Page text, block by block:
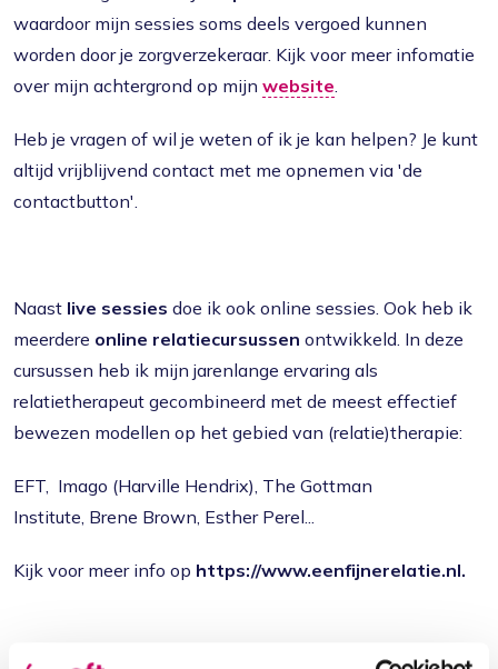
waardoor mijn sessies soms deels vergoed kunnen
worden door je zorgverzekeraar. Kijk voor meer infomatie
over mijn achtergrond op mijn website.
Heb je vragen of wil je weten of ik je kan helpen? Je kunt
altijd vrijblijvend contact met me opnemen via 'de
contactbutton'.
Naast live sessies doe ik ook online sessies. Ook heb ik
meerdere online relatiecursussen ontwikkeld. In deze
cursussen heb ik mijn jarenlange ervaring als
relatietherapeut gecombineerd met de meest effectief
bewezen modellen op het gebied van (relatie)therapie:
EFT, Imago (Harville Hendrix), The Gottman
Institute, Brene Brown, Esther Perel...
Kijk voor meer info op https://www.eenfijnerelatie.nl.